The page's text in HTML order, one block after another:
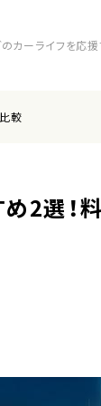
カーライフを応
較
2選！